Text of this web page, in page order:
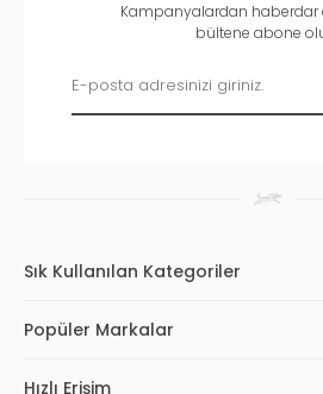
Kampanyalardan haberdar
bültene abone
Sık Kullanılan Kategoriler
Popüler Markalar
Hızlı Erişim